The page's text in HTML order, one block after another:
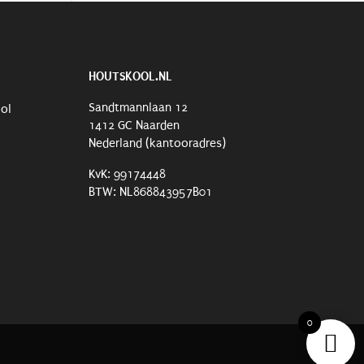
HOUTSKOOL.NL
Sandtmannlaan 12
1412 GC Naarden
Nederland (kantooradres)
KvK: 99174448
BTW: NL868843957B01
0